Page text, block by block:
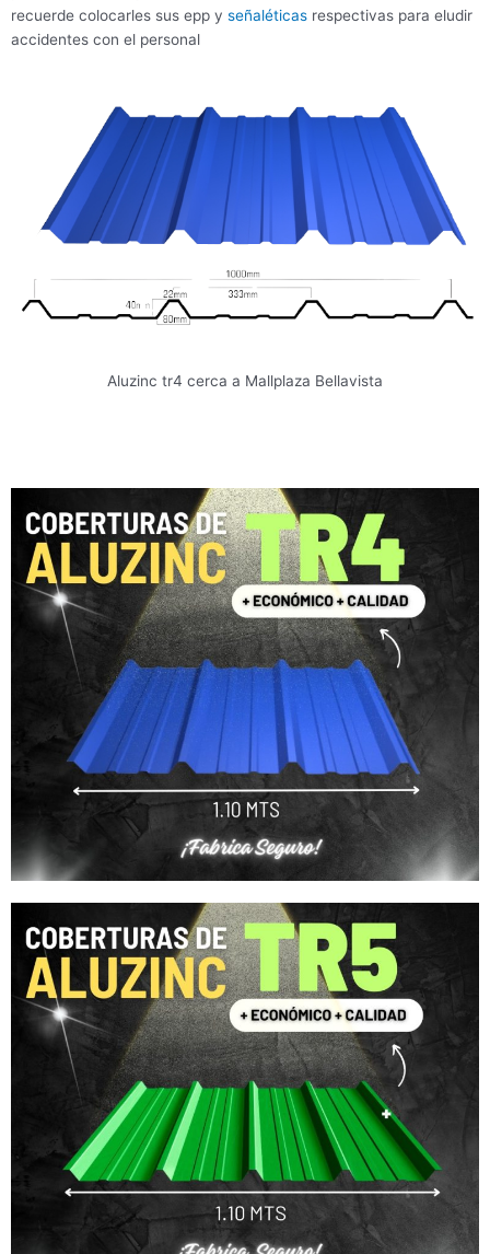
recuerde colocarles sus epp y señaléticas respectivas para eludir
accidentes con el personal
Aluzinc tr4 cerca a Mallplaza Bellavista